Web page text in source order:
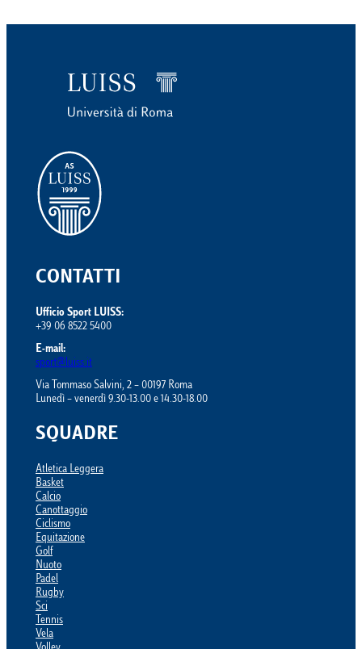
CONTATTI
Ufficio Sport LUISS:
+39 06 8522 5400
E-mail:
sport@luiss.it
Via Tommaso Salvini, 2 – 00197 Roma
Lunedì – venerdì 9.30-13.00 e 14.30-18.00
SQUADRE
Atletica Leggera
Basket
Calcio
Canottaggio
Ciclismo
Equitazione
Golf
Nuoto
Padel
Rugby
Sci
Tennis
Vela